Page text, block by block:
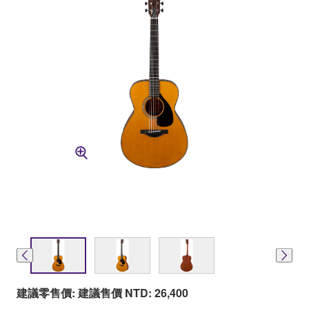
建議零售價: 建議售價 NTD: 26,400